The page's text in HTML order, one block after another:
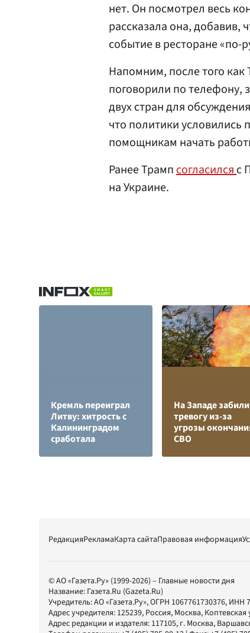
нет. Он посмотрел весь
рассказала она, добавив,
событие в ресторане «по-
Напомним, после того
поговорили по телефону,
двух стран для
что политики условились
помощникам начать
Ранее Трампсогласилсяс
на Украине.
Кремль переиграл
Литву: хитрость с
Калининградом
сработала
На Западе забили
тревогу из-за
угрозы
СВО
РедакцияРекламаКарта сайтаПравовая информация
© АО «Газета.Ру» (1999-2026) – Главные новости дня
Название: Газета.Ru (Gazeta.Ru)
Учредитель:АО «Газета.Ру», ОГРН 1067761730376, ИНН
Адрес учредителя: 125239, Россия, Москва,
Адрес редакции и издателя: 117105, г. Москва,